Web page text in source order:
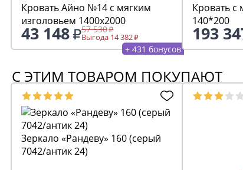
Кровать Айно №14 с мягким
изголовьем 1400х2000
43 148 57 530
Выгода 14 382
+ 431 бонусов
Кровать с
140*200
193
С ЭТИМ ТОВАРОМ ПОКУПАЮТ
Зеркало «Рандеву» 160 (серый
7042/антик 24)